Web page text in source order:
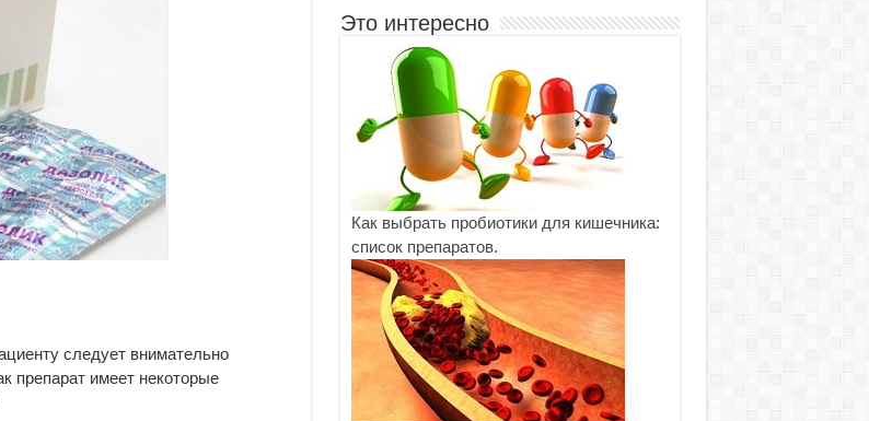
следует внимательно
препарат имеет некоторые
Это интересно
Как выбрать пробиотики для кишечника:
список препаратов.